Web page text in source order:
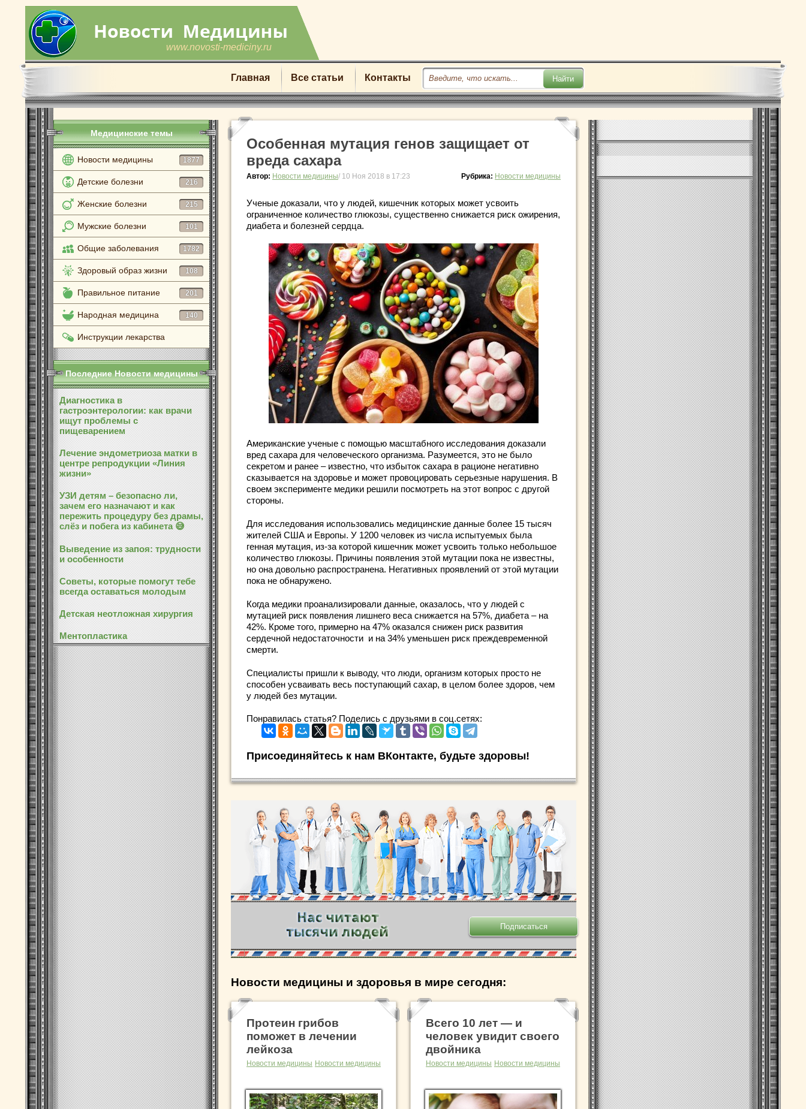
www.novosti-mediciny.ru
Главная Все статьи Контакты
Медицинские темы
Новости медицины 1877
Детские болезни 216
Женские болезни 215
Мужские болезни 101
Общие заболевания 1782
Здоровый образ жизни 108
Правильное питание 201
Народная медицина 140
Инструкции лекарства
Последние Новости медицины
Диагностика в
гастроэнтерологии: как врачи
ищут проблемы с
пищеварением
Лечение эндометриоза матки в
центре репродукции «Линия
жизни»
УЗИ детям – безопасно ли,
зачем его назначают и как
пережить процедуру без драмы,
слёз и побега из кабинета 😅
Выведение из запоя: трудности
и особенности
Советы, которые помогут тебе
всегда оставаться молодым
Детская неотложная хирургия
Ментопластика
Особенная мутация генов защищает от
вреда сахара
Автор: Новости медицины/ 10 Ноя 2018 в 17:23 Рубрика: Новости медицины
Ученые доказали, что у людей, кишечник которых может усвоить
ограниченное количество глюкозы, существенно снижается риск ожирения,
диабета и болезней сердца.
Американские ученые с помощью масштабного исследования доказали
вред сахара для человеческого организма. Разумеется, это не было
секретом и ранее – известно, что избыток сахара в рационе негативно
сказывается на здоровье и может провоцировать серьезные нарушения. В
своем эксперименте медики решили посмотреть на этот вопрос с другой
стороны.
Для исследования использовались медицинские данные более 15 тысяч
жителей США и Европы. У 1200 человек из числа испытуемых была
генная мутация, из-за которой кишечник может усвоить только небольшое
количество глюкозы. Причины появления этой мутации пока не известны,
но она довольно распространена. Негативных проявлений от этой мутации
пока не обнаружено.
Когда медики проанализировали данные, оказалось, что у людей с
мутацией риск появления лишнего веса снижается на 57%, диабета – на
42%. Кроме того, примерно на 47% оказался снижен риск развития
сердечной недостаточности и на 34% уменьшен риск преждевременной
смерти.
Специалисты пришли к выводу, что люди, организм которых просто не
способен усваивать весь поступающий сахар, в целом более здоров, чем
у людей без мутации.
Понравилась статья? Поделись с друзьями в соц.сетях:
Присоединяйтесь к нам ВКонтакте, будьте здоровы!
.
Новости медицины и здоровья в мире сегодня:
Протеин грибов
поможет в лечении
лейкоза
Новости медицины Новости медицины
Всего 10 лет — и
человек увидит своего
двойника
Новости медицины Новости медицины